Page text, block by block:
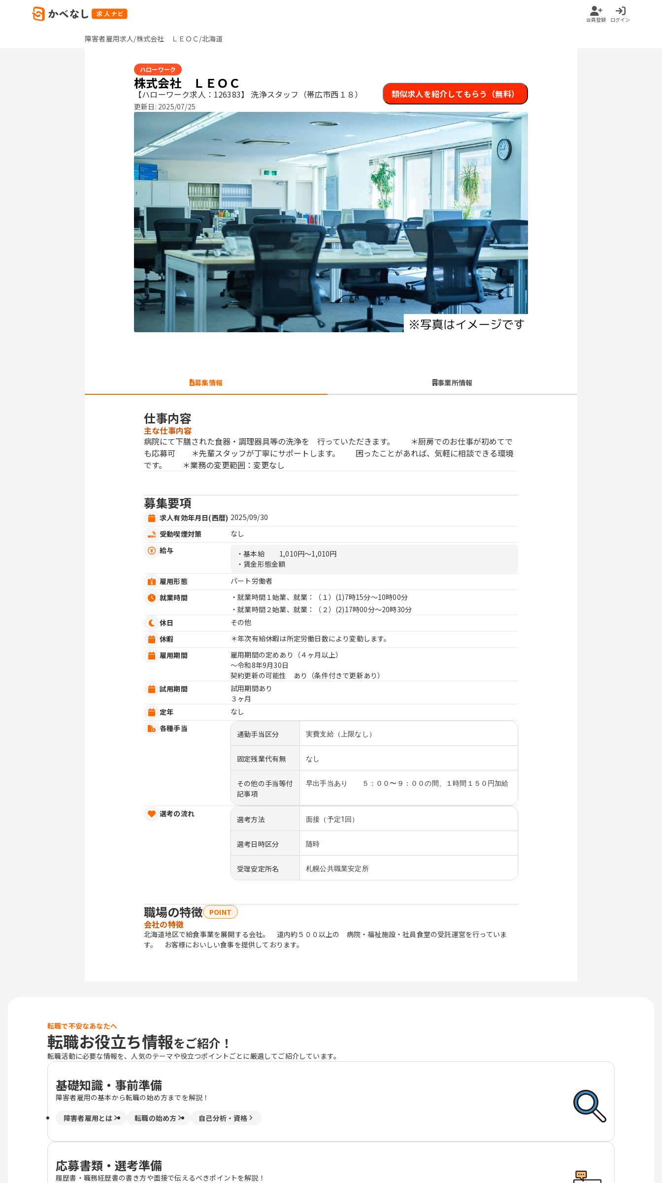
会員登録 ログイン
障害者雇用求人/株式会社 ＬＥＯＣ/北海道
ハローワーク
株式会社 ＬＥＯＣ
【ハローワーク求人：126383】 洗浄スタッフ（帯広市西１８）
更新日: 2025/07/25
類似求人を紹介してもらう（無料）
募集情報 事業所情報
仕事内容
主な仕事内容
病院にて下膳された食器・調理器具等の洗浄を 行っていただきます。 ＊厨房でのお仕事が初めてで
も応募可 ＊先輩スタッフが丁寧にサポートします。 困ったことがあれば、気軽に相談できる環境
です。 ＊業務の変更範囲：変更なし
募集要項
求人有効年月日(西暦) 2025/09/30
受動喫煙対策
なし
給与
・基本給
1,010円〜1,010円
・賃金形態金額
雇用形態
パート労働者
就業時間
・就業時間１始業、就業：（１） (1)7時15分〜10時00分
・就業時間２始業、就業：（２） (2)17時00分〜20時30分
休日
その他
休暇
＊年次有給休暇は所定労働日数により変動します。
雇用期間
雇用期間の定めあり（４ヶ月以上）
〜令和8年9月30日
契約更新の可能性 あり（条件付きで更新あり）
試用期間
試用期間あり
３ヶ月
定年
なし
各種手当
通勤手当区分 実費支給（上限なし）
固定残業代有無 なし
その他の手当等付
記事項
早出手当あり ５：００〜９：００の間、１時間１５０円加給
選考の流れ
選考方法 面接（予定1回）
選考日時区分 随時
受理安定所名 札幌公共職業安定所
職場の特徴 POINT
会社の特徴
北海道地区で給食事業を展開する会社。 道内約５００以上の 病院・福祉施設・社員食堂の受託運営を行っていま
す。 お客様においしい食事を提供しております。
転職で不安なあなたへ
転職お役立ち情報をご紹介！
転職活動に必要な情報を、人気のテーマや役立つポイントごとに厳選してご紹介しています。
基礎知識・事前準備
障害者雇用の基本から転職の始め方までを解説！
障害者雇用とは 転職の始め方 自己分析・資格
応募書類・選考準備
履歴書・職務経歴書の書き方や面接で伝えるべきポイントを解説！